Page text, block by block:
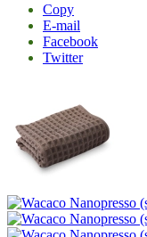
Copy
E-mail
Facebook
Twitter